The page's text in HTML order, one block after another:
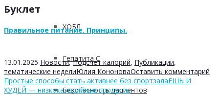
ХОБЛ
Гепатита С
Безопасность пациентов
Буклет
Правильное питание. Принципы.
13.01.2025 Новости,Подсчет калорий, Публикации,
тематические неделиЮлия КононоваОставить комментарий
Простые способы стать активнее без спортзалаЕШЬ И
ХУДЕЙ — низкокалорийные продукты